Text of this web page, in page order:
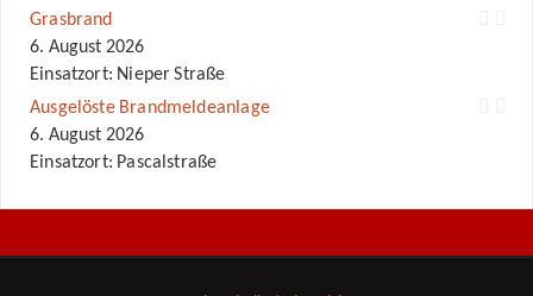
Grasbrand
6. August 2026
Einsatzort: Nieper Straße
Ausgelöste Brandmeldeanlage
6. August 2026
Einsatzort: Pascalstraße